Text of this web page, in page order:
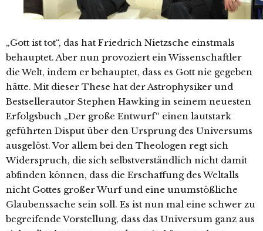
„Gott ist tot“, das hat Friedrich Nietzsche einstmals
behauptet. Aber nun provoziert ein Wissenschaftler
die Welt, indem er behauptet, dass es Gott nie gegeben
hätte. Mit dieser These hat der Astrophysiker und
Bestsellerautor Stephen Hawking in seinem neuesten
Erfolgsbuch „Der große Entwurf“ einen lautstark
geführten Disput über den Ursprung des Universums
ausgelöst. Vor allem bei den Theologen regt sich
Widerspruch, die sich selbstverständlich nicht damit
abfinden können, dass die Erschaffung des Weltalls
nicht Gottes großer Wurf und eine unumstößliche
Glaubenssache sein soll. Es ist nun mal eine schwer zu
begreifende Vorstellung, dass das Universum ganz aus